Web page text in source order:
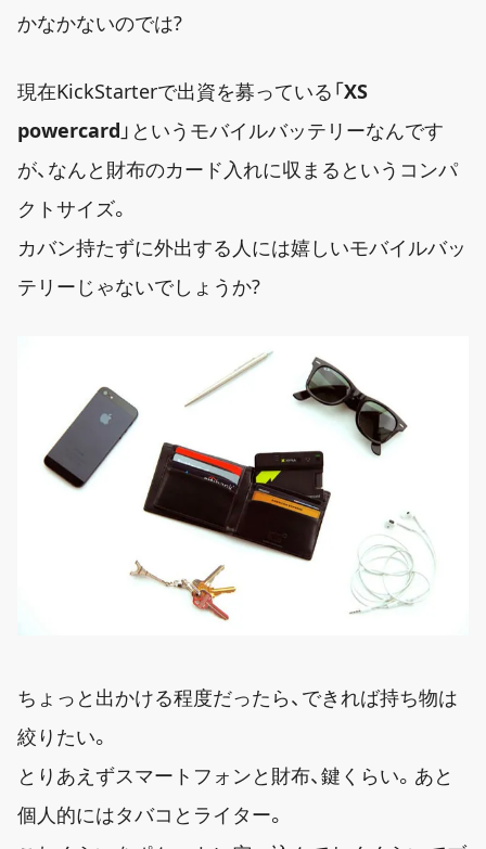
かなかないのでは?
現在KickStarterで出資を募っている「XS
powercard 」というモバイルバッテリーなんです
が、なんと財布のカード入れに収まるというコンパ
クトサイズ。
カバン持たずに外出する人には嬉しいモバイルバッ
テリーじゃないでしょうか?
ちょっと出かける程度だったら、できれば持ち物は
絞りたい。
とりあえずスマートフォンと財布、鍵くらい。あと
個人的にはタバコとライター。